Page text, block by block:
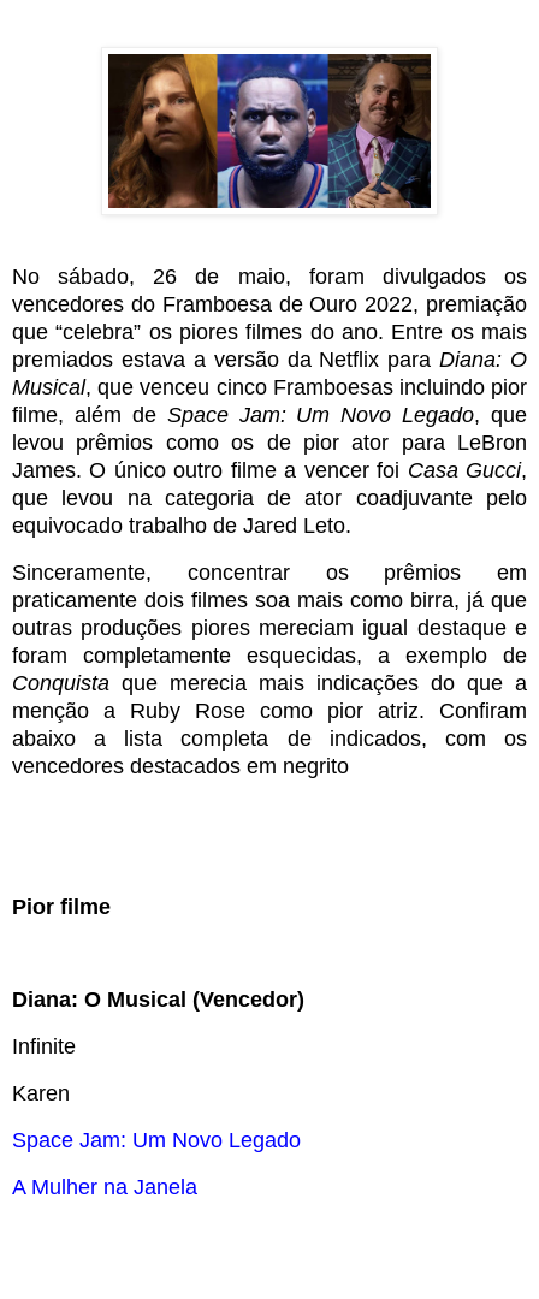
No sábado, 26 de maio, foram divulgados os
vencedores do Framboesa de Ouro 2022, premiação
que “celebra” os piores filmes do ano. Entre os mais
premiados estava a versão da Netflix paraDiana: O
Musical, que venceu cinco Framboesas incluindo pior
filme, além de Space Jam: Um Novo Legado, que
levou prêmios como os de pior ator para LeBron
James. O único outro filme a vencer foi Casa Gucci,
que levou na categoria de ator coadjuvante pelo
equivocado trabalho de Jared Leto.
Sinceramente, concentrar os prêmios em
praticamente dois filmes soa mais como birra, já que
outras produções piores mereciam igual destaque e
foram completamente esquecidas, a exemplo de
Conquista que merecia mais indicações do que a
menção a Ruby Rose como pior atriz. Confiram
abaixo a lista completa de indicados, com os
vencedores destacados em negrito
Pior filme
Diana: O Musical (Vencedor)
Infinite
Karen
Space Jam: Um Novo Legado
A Mulher na Janela